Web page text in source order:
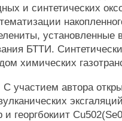
и синтетических
установленные
БТТИ.
химических
С участием автора
и георгбокиит